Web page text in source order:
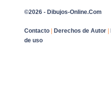
©2026 - Dibujos-Online.Com
Contacto Derechos de Autor
de uso